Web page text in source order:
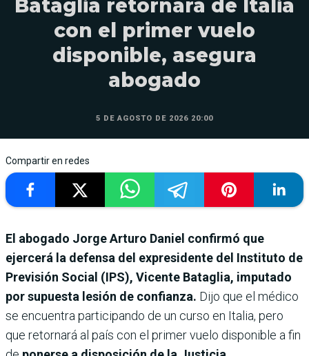
Bataglia retornará de Italia
con el primer vuelo
disponible, asegura
abogado
5 DE AGOSTO DE 2026 20:00
Compartir en redes
El abogado Jorge Arturo Daniel confirmó que
ejercerá la defensa del expresidente del Instituto de
Previsión Social (IPS), Vicente Bataglia, imputado
por supuesta lesión de confianza. Dijo que el médico
se encuentra participando de un curso en Italia, pero
que retornará al país con el primer vuelo disponible a fin